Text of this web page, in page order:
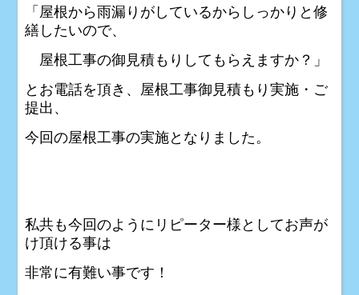
「屋根から雨漏りがしているからしっかりと修
繕したいので、
屋根工事の御見積もりしてもらえますか？」
とお電話を頂き、屋根工事御見積もり実施・ご
提出、
今回の屋根工事の実施となりました。
私共も今回のようにリピーター様としてお声が
け頂ける事は
非常に有難い事です！